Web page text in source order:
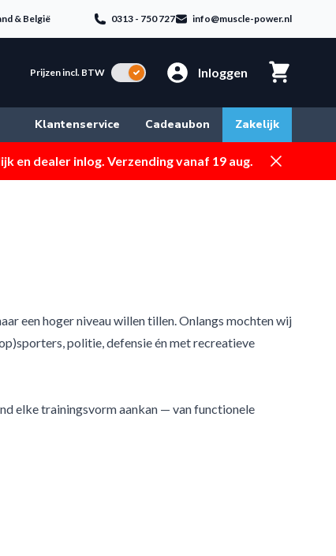
& België 0313 - 750 727 info@muscle-power.nl
Prijzen incl. BTW Incl. BTW Inloggen
Klantenservice Cadeaubon Zakelijk
en dealer inlog. Verzending vanaf 19 aug. Dismiss
een hoger niveau willen tillen. Onlangs mochten wij
politie, defensie én met recreatieve
elke trainingsvorm aankan — van functionele